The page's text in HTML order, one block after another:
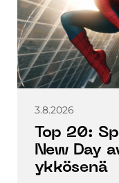
3.8.2026
Top 20:
New Day
ykkösenä